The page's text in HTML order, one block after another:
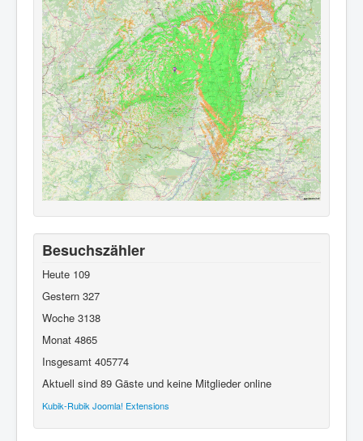
Besuchszähler
Heute 109
Gestern 327
Woche 3138
Monat 4865
Insgesamt 405774
Aktuell sind 89 Gäste und keine Mitglieder online
Kubik-Rubik Joomla! Extensions